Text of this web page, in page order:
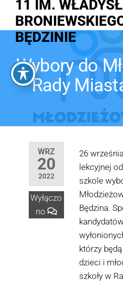
11 IM.
BĘDZINIE
Wybory do
Rady
WRZ
20
2022
Wyłączo
no
26
lekcyjnej
szkole
Będzina.
którzy
dzieci i
szkoły w